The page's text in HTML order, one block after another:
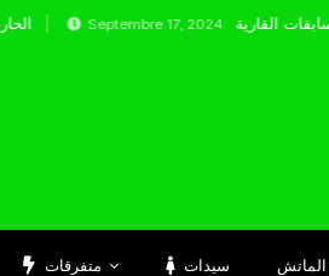
Septembre 17, 2024
متفرقات سيدات